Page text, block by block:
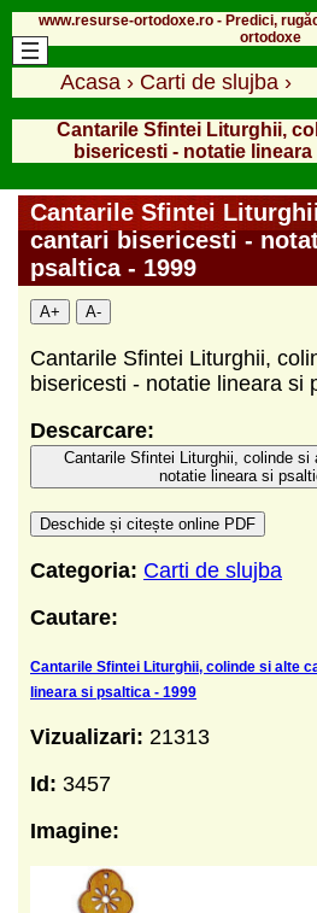
www.resurse-ortodoxe.ro - Predici,
ortodoxe
Acasa › Carti de slujba ›
Cantarile Sfintei Liturghii,
bisericesti - notatie
Cantarile Sfintei
cantari bisericesti -
psaltica - 1999
A+ A-
Cantarile Sfintei Liturghii,
bisericesti - notatie lineara si
Descarcare:
Cantarile Sfintei Liturghii, colinde si
notatie lineara si
Deschide și citește online PDF
Categoria: Carti de slujba
Cautare:
Cantarile Sfintei Liturghii, colinde si alte
lineara si psaltica - 1999
Vizualizari: 21313
Id: 3457
Imagine: